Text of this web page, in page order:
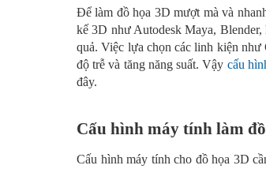
Để làm đồ họa 3D mượt mà và
kế 3D như Autodesk Maya,
quả. Việc lựa chọn các linh kiện
độ trễ và tăng năng suất. Vậy cấu
đây.
Cấu hình máy tính làm
Cấu hình máy tính cho đồ họa 3D